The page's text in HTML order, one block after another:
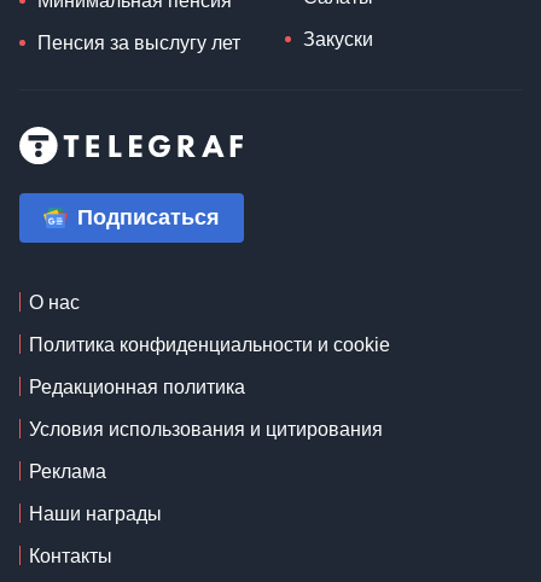
Пенсия за выслугу лет Закуски
Подписаться
О нас
Политика конфиденциальности и cookie
Редакционная политика
Условия использования и цитирования
Реклама
Наши награды
Контакты